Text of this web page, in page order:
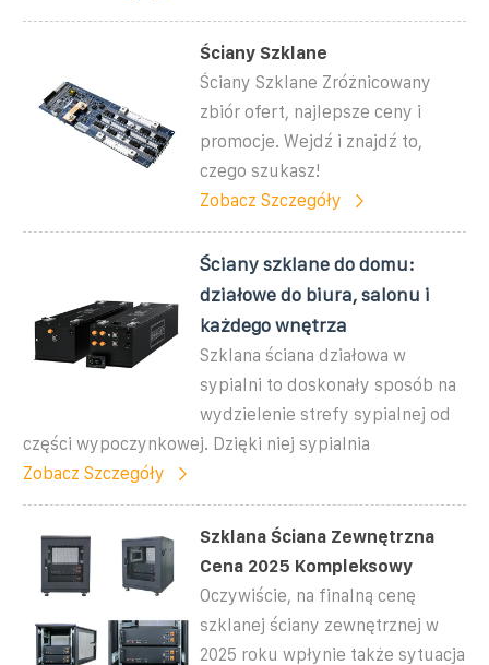
Ściany Szklane
Ściany Szklane Zróżnicowany
zbiór ofert, najlepsze ceny i
promocje. Wejdź i znajdź to,
czego szukasz!
Zobacz Szczegóły
Ściany szklane do domu:
działowe do biura, salonu i
każdego wnętrza
Szklana ściana działowa w
sypialni to doskonały sposób na
wydzielenie strefy sypialnej od
części wypoczynkowej. Dzięki niej sypialnia
Zobacz Szczegóły
Szklana Ściana Zewnętrzna
Cena 2025 Kompleksowy
Oczywiście, na finalną cenę
szklanej ściany zewnętrznej w
2025 roku wpłynie także sytuacja